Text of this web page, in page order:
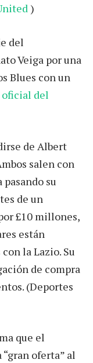
)
del
Veiga por una
Blues con un
del
de Albert
salen con
su
de un
£10 millones,
están
la Lazio. Su
de compra
(Deportes
que el
oferta” al